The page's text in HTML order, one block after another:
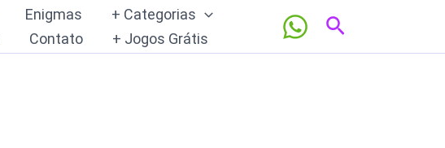
Enigmas
+ Categorias
Contato + Jogos Grátis
Pesquisar